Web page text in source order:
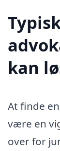
kan
At finde
være en
over for